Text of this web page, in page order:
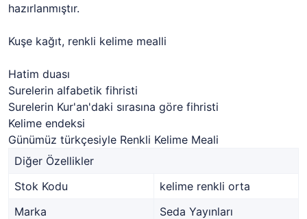
hazırlanmıştır.
Kuşe kağıt, renkli kelime mealli
Hatim duası
Surelerin alfabetik fihristi
Surelerin Kur'an'daki sırasına göre fihristi
Kelime endeksi
Günümüz türkçesiyle Renkli Kelime Meali
Diğer Özellikler
Stok Kodu
kelime renkli orta
Marka
Seda Yayınları